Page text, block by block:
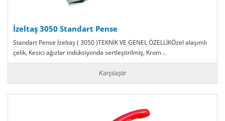
İzeltaş 3050 Standart Pense
Standart Pense İzeltaş ( 3050 )TEKNİK VE GENEL ÖZELLİKÖzel alaşımlı
çelik, Kesici ağızlar indüksiyonda sertleştirilmiş, Krom ..
Karşılaştır